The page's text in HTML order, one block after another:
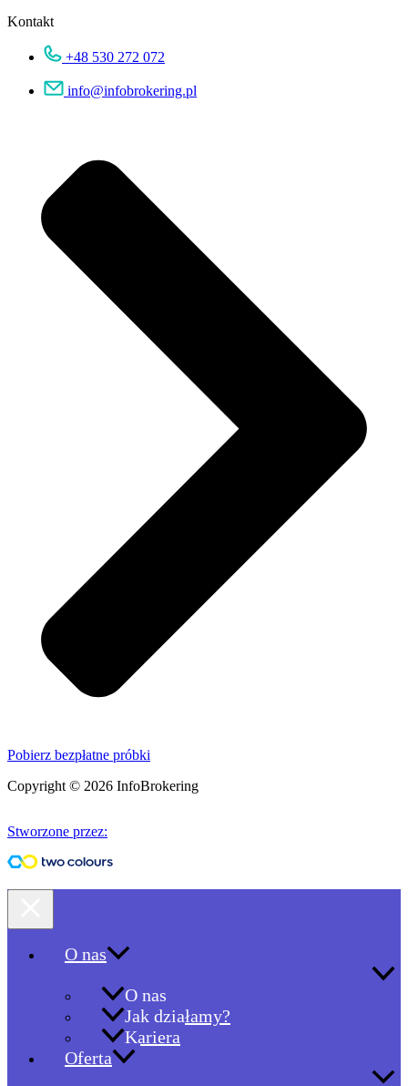
Kontakt
+48 530 272 072
info@infobrokering.pl
Pobierz bezpłatne próbki
Copyright © 2026 InfoBrokering
Stworzone przez:
O nas
O nas
Jak działamy?
Kariera
Oferta